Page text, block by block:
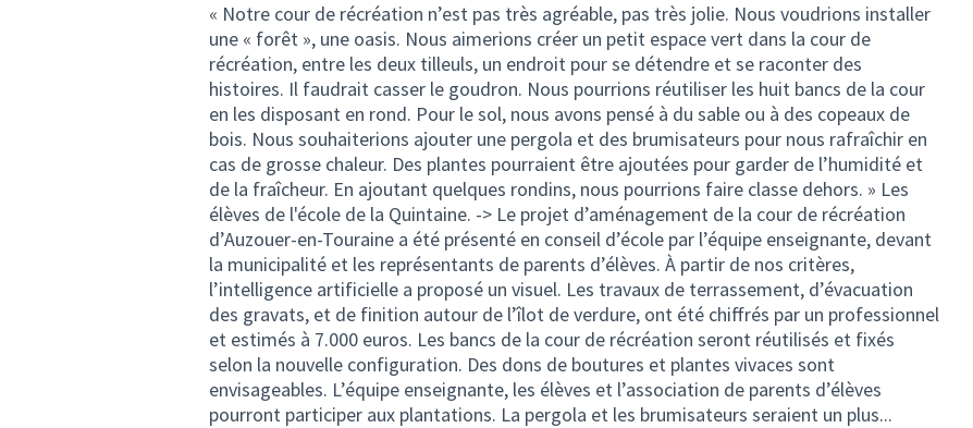
« Notre cour de récréation n’est pas très agréable, pas très jolie. Nous voudrions installer
une « forêt », une oasis. Nous aimerions créer un petit espace vert dans la cour de
récréation, entre les deux tilleuls, un endroit pour se détendre et se raconter des
histoires. Il faudrait casser le goudron. Nous pourrions réutiliser les huit bancs de la cour
en les disposant en rond. Pour le sol, nous avons pensé à du sable ou à des copeaux de
bois. Nous souhaiterions ajouter une pergola et des brumisateurs pour nous rafraîchir en
cas de grosse chaleur. Des plantes pourraient être ajoutées pour garder de l’humidité et
de la fraîcheur. En ajoutant quelques rondins, nous pourrions faire classe dehors. » Les
élèves de l'école de la Quintaine. -> Le projet d’aménagement de la cour de récréation
d’Auzouer-en-Touraine a été présenté en conseil d’école par l’équipe enseignante, devant
la municipalité et les représentants de parents d’élèves. À partir de nos critères,
l’intelligence artificielle a proposé un visuel. Les travaux de terrassement, d’évacuation
des gravats, et de finition autour de l’îlot de verdure, ont été chiffrés par un professionnel
et estimés à 7.000 euros. Les bancs de la cour de récréation seront réutilisés et fixés
selon la nouvelle configuration. Des dons de boutures et plantes vivaces sont
envisageables. L’équipe enseignante, les élèves et l’association de parents d’élèves
pourront participer aux plantations. La pergola et les brumisateurs seraient un plus...